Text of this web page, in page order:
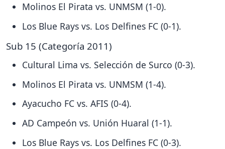
Molinos El Pirata vs. UNMSM (1-0).
Los Blue Rays vs. Los Delfines FC (0-1).
Sub 15 (Categoría 2011)
Cultural Lima vs. Selección de Surco (0-3).
Molinos El Pirata vs. UNMSM (1-4).
Ayacucho FC vs. AFIS (0-4).
AD Campeón vs. Unión Huaral (1-1).
Los Blue Rays vs. Los Delfines FC (0-3).